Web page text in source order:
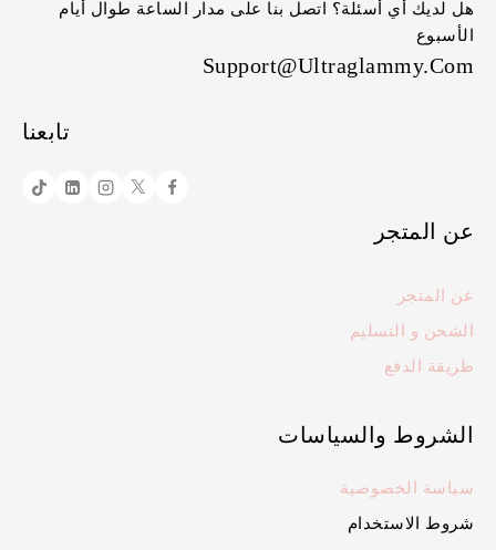
هل لديك أي أسئلة؟ اتصل بنا على مدار الساعة طوال أيام
الأسبوع
Support@ultraglammy.com
تابعنا
عن المتجر
عن المتجر
الشحن و التسليم
طريقة الدفع
الشروط والسياسات
سياسة الخصوصية
شروط الاستخدام